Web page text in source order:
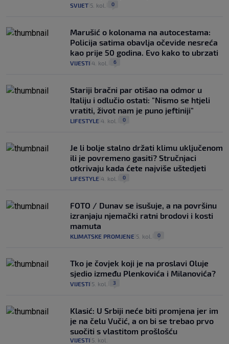
SVIJET 5. kol. 0
Marušić o kolonama na autocestama:
Policija satima obavlja očevide nesreća
kao prije 50 godina. Evo kako to ubrzati
VIJESTI 4. kol. 6
Stariji bračni par otišao na odmor u
Italiju i odlučio ostati: "Nismo se htjeli
vratiti, život nam je puno jeftiniji"
LIFESTYLE 4. kol. 0
Je li bolje stalno držati klimu uključenom
ili je povremeno gasiti? Stručnjaci
otkrivaju kada ćete najviše uštedjeti
LIFESTYLE 4. kol. 0
FOTO / Dunav se isušuje, a na površinu
izranjaju njemački ratni brodovi i kosti
mamuta
KLIMATSKE PROMJENE 5. kol. 0
Tko je čovjek koji je na proslavi Oluje
sjedio između Plenkovića i Milanovića?
VIJESTI 5. kol. 3
Klasić: U Srbiji neće biti promjena jer im
je na čelu Vučić, a on bi se trebao prvo
suočiti s vlastitom prošlošću
VIJESTI 5. kol.